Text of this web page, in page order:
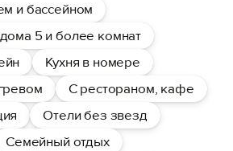
и бассейном
5 и более комнат
Кухня в номере
С рестораном, кафе
Отели без звезд
Семейный отдых